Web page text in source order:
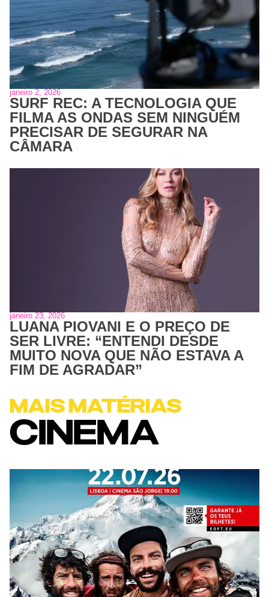
janeiro 2, 2026
SURF REC: A TECNOLOGIA QUE
FILMA AS ONDAS SEM NINGUÉM
PRECISAR DE SEGURAR NA
CÂMARA
janeiro 23, 2026
LUANA PIOVANI E O PREÇO DE
SER LIVRE: “ENTENDI DESDE
MUITO NOVA QUE NÃO ESTAVA A
FIM DE AGRADAR”
MAIS MATÉRIAS
CINEMA